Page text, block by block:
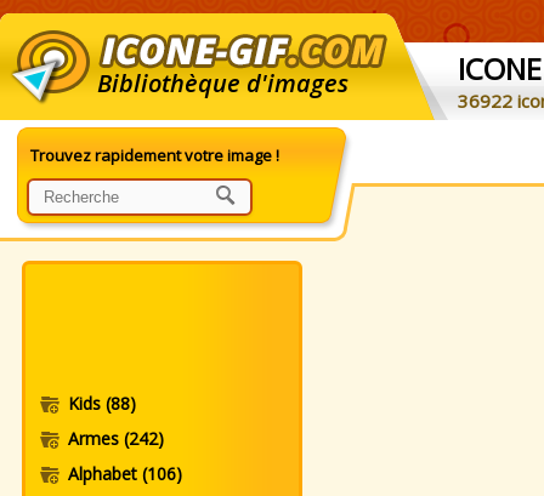
Bibliothèque d'images ICONE
36922
Trouvez rapidement votre image !
Kids (88)
Armes (242)
Alphabet (106)